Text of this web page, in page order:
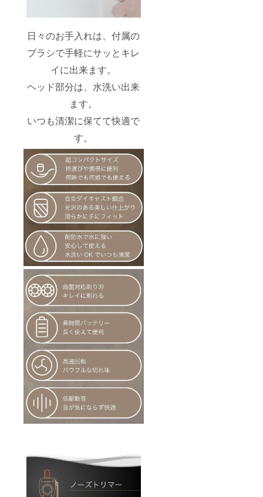
日々のお手入れは、付属の
ブラシで手軽にサッとキレ
イに出来ます。
ヘッド部分は、水洗い出来
ます。
いつも清潔に保てて快適で
す。